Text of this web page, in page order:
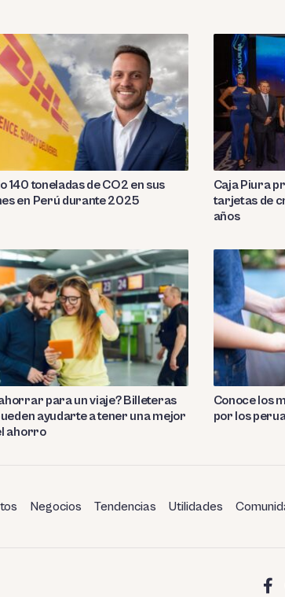
140 toneladas de CO2 en sus
en Perú durante 2025
Caja Piura
tarjetas de
años
para un viaje? Billeteras
ayudarte a tener una mejor
ahorro
Conoce los
por los
Negocios Tendencias Utilidades